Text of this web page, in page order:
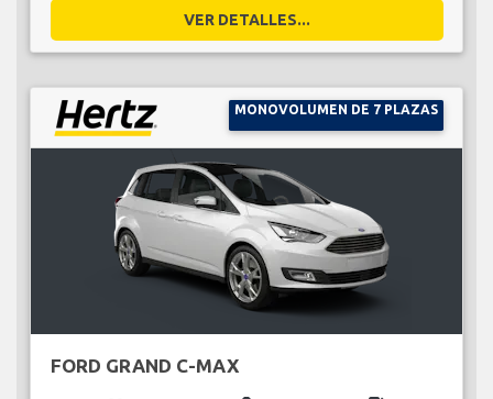
VER DETALLES...
MONOVOLUMEN DE 7 PLAZAS
FORD GRAND C-MAX